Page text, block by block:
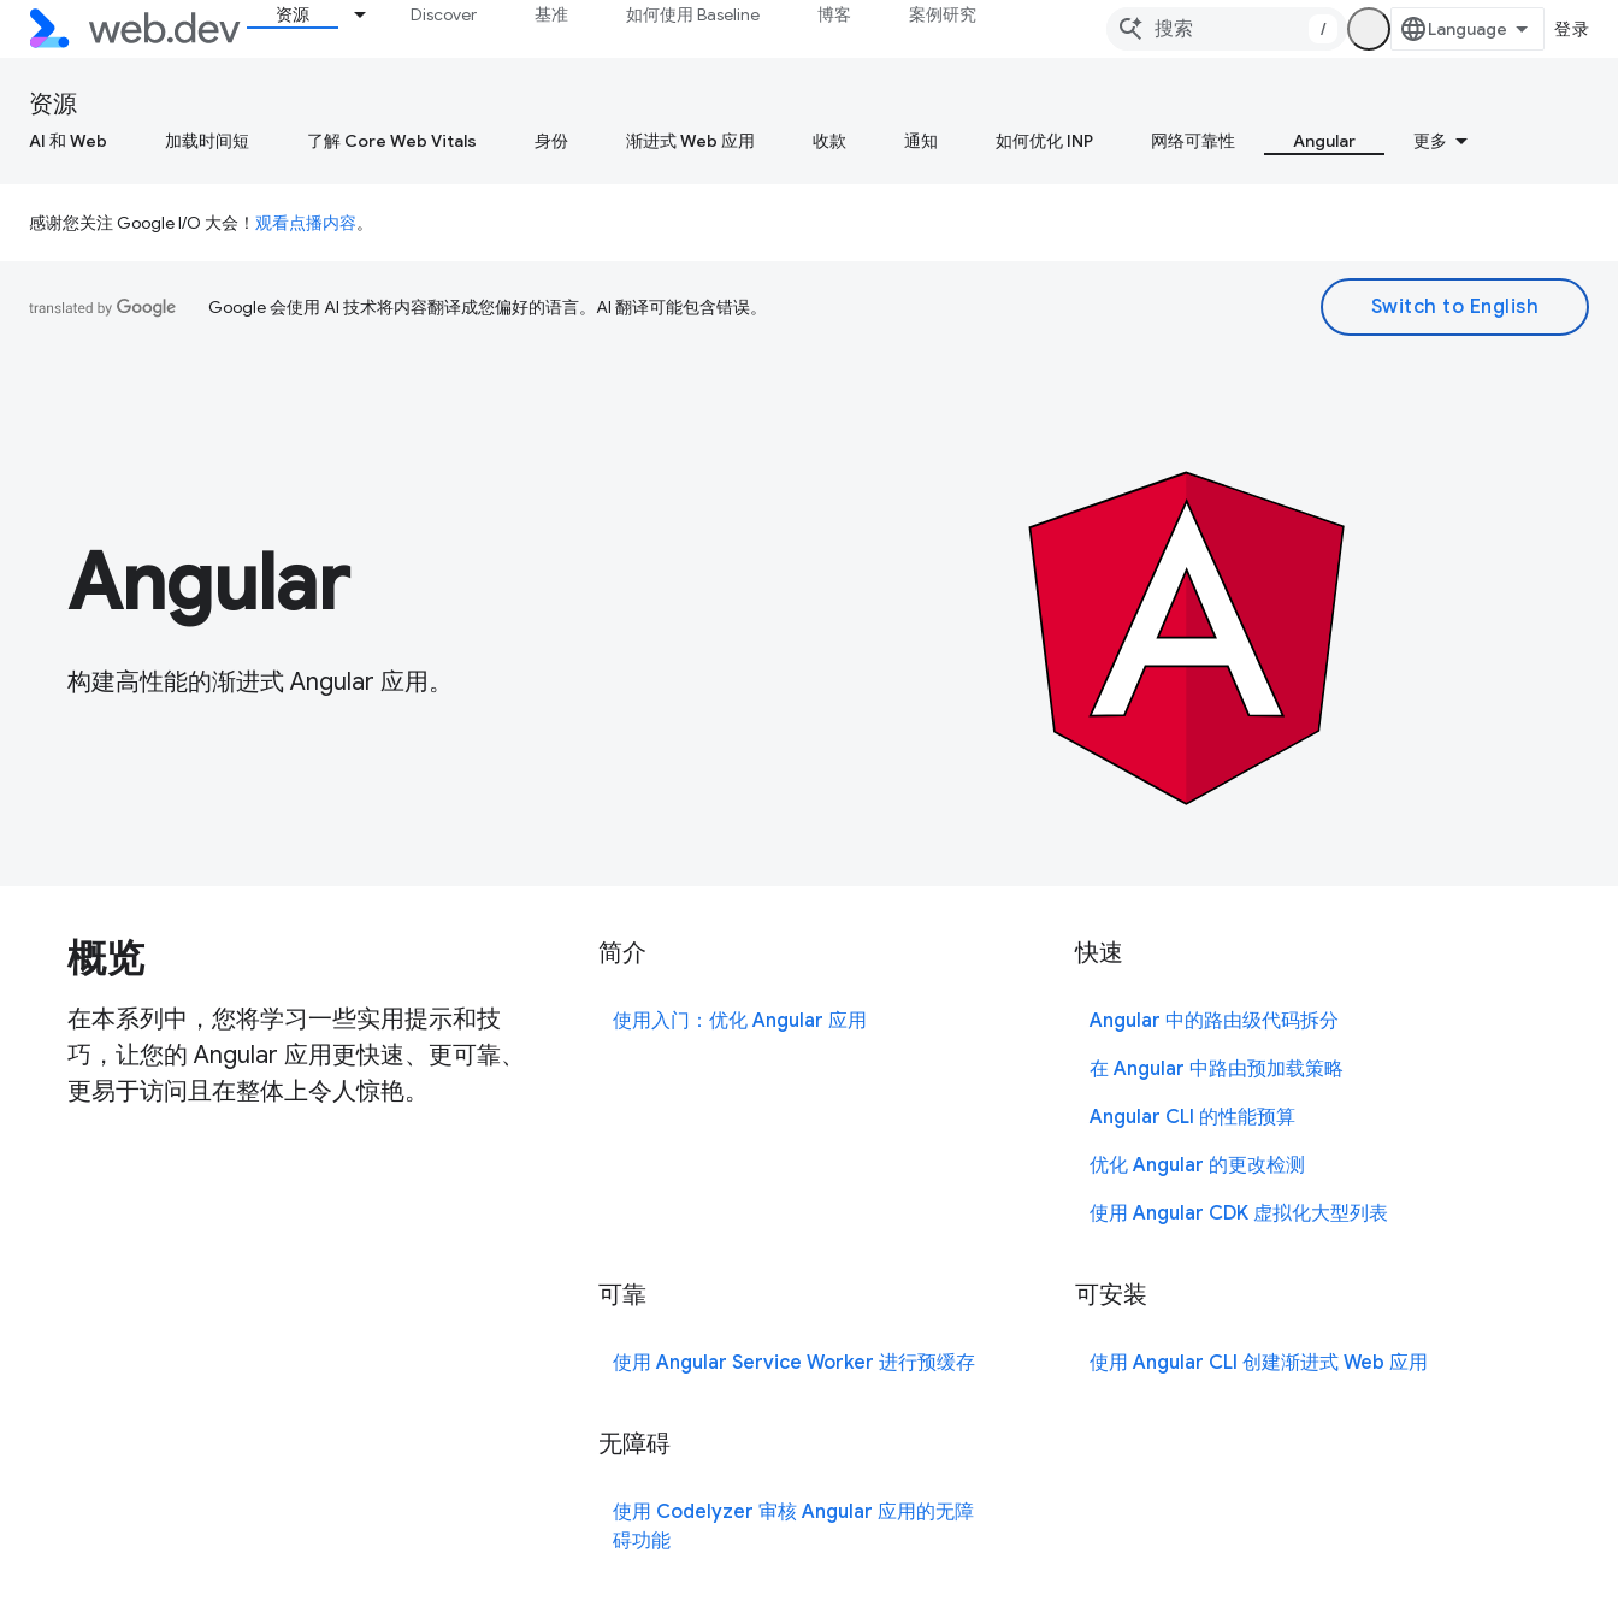
资源 Discover 基准 如何使用 Baseline 博客 案例研究
/ 登录
资源
AI 和 Web 加载时间短 了解 Core Web Vitals 身份 渐进式 Web 应用 收款 通知 如何优化 INP 网络可靠性 Angular 更多
感谢您关注 Google I/O 大会！ 观看点播内容。
Google 会使用 AI 技术将内容翻译成您偏好的语言。AI 翻译可能包含错误。
Angular
构建高性能的渐进式 Angular 应用。
概览
在本系列中，您将学习一些实用提示和技
巧，让您的 Angular 应用更快速、更可靠、
更易于访问且在整体上令人惊艳。
简介
使用入门：优化 Angular 应用
快速
Angular 中的路由级代码拆分
在 Angular 中路由预加载策略
Angular CLI 的性能预算
优化 Angular 的更改检测
使用 Angular CDK 虚拟化大型列表
可靠
使用 Angular Service Worker 进行预缓存
可安装
使用 Angular CLI 创建渐进式 Web 应用
无障碍
使用 Codelyzer 审核 Angular 应用的无障
碍功能